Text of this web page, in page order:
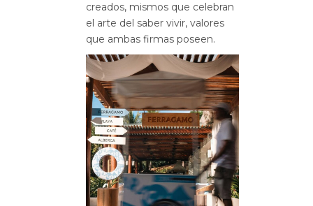
creados, mismos que celebran
el arte del saber vivir, valores
que ambas firmas poseen.